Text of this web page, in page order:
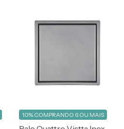
10% COMPRANDO 6 OU MAIS